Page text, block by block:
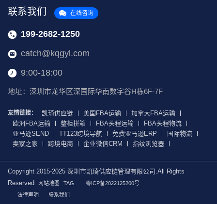
联系我们 在线咨询
199-2682-1250
catch@kqgyl.com
9:00-18:00
地址：深圳市龙华区深国际华南数字谷H栋6F-7F
友情链接： 凯琦供应链 美国FBA运输
加拿大FBA运输
欧洲FBA运输
整柜拼箱 FBA头程运输
FBA头程物流
亚马逊SEND
TT123跨境导航 免费亚马逊ERP
国际物流
卖家之家
跨境电商 企业微信CRM 指纹浏览器
Copyright 2015-2025 深圳市凯琦供应链管理有限公司.All Rights
Reserved
网站地图 TAG
粤ICP备2022125200号
法律声明
联系我们